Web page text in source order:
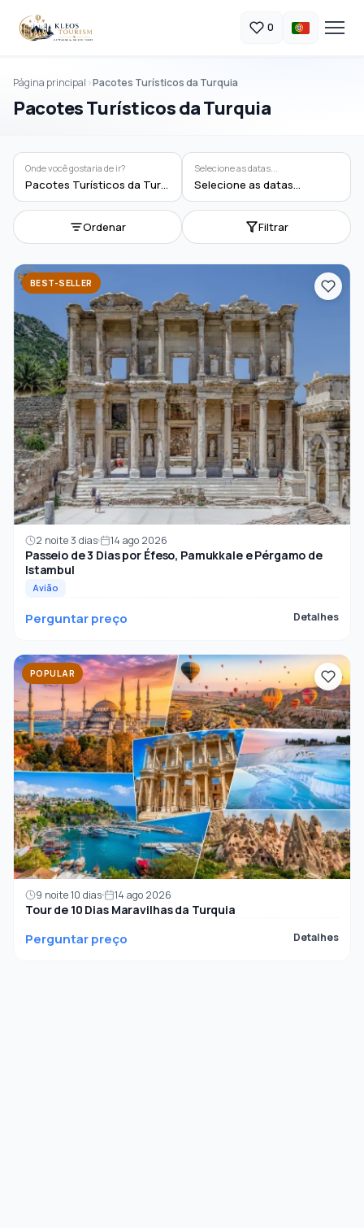
0
Página principal Pacotes Turísticos da Turquia
Pacotes Turísticos da Turquia
Onde você gostaria de ir?
Pacotes Turísticos da Turquia
Selecione as datas...
Selecione as datas...
Ordenar Filtrar
BEST-SELLER
2 noite 3 dias 14 ago 2026
Passeio de 3 Dias por Éfeso, Pamukkale e Pérgamo de
Istambul
Avião
Perguntar preço Detalhes
POPULAR
9 noite 10 dias 14 ago 2026
Tour de 10 Dias Maravilhas da Turquia
Perguntar preço Detalhes